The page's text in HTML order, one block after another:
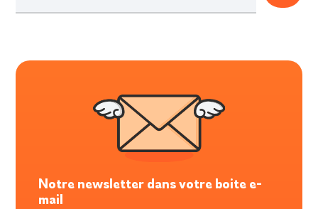
Notre newsletter dans votre boite e-
mail